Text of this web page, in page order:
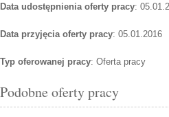
Data udostępnienia oferty pracy:
Data przyjęcia oferty pracy: 05.01.2016
Typ oferowanej pracy: Oferta pracy
Podobne oferty pracy